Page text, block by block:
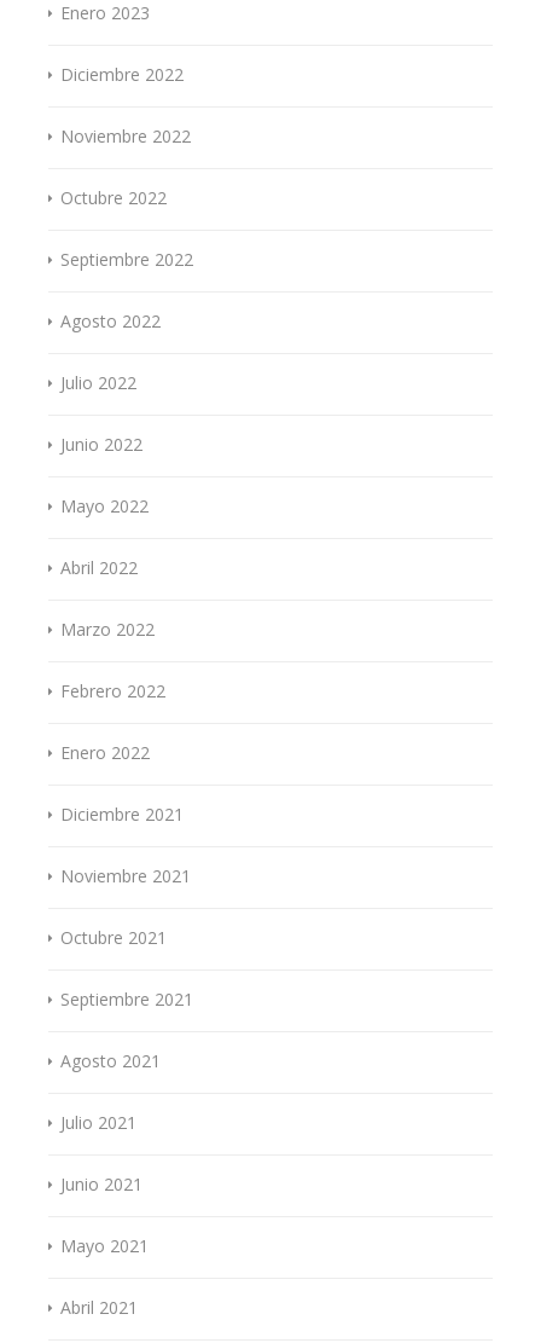
Enero 2023
Diciembre 2022
Noviembre 2022
Octubre 2022
Septiembre 2022
Agosto 2022
Julio 2022
Junio 2022
Mayo 2022
Abril 2022
Marzo 2022
Febrero 2022
Enero 2022
Diciembre 2021
Noviembre 2021
Octubre 2021
Septiembre 2021
Agosto 2021
Julio 2021
Junio 2021
Mayo 2021
Abril 2021